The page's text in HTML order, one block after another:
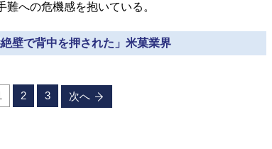
への危機感を抱いている。
壁で背中を押された」米菓業界
2 3 次へ